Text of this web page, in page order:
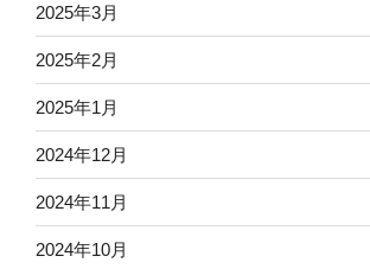
2025年3月
2025年2月
2025年1月
2024年12月
2024年11月
2024年10月